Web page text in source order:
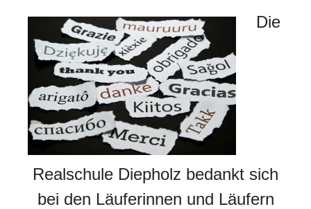
Die
Realschule Diepholz bedankt sich
bei den Läuferinnen und Läufern